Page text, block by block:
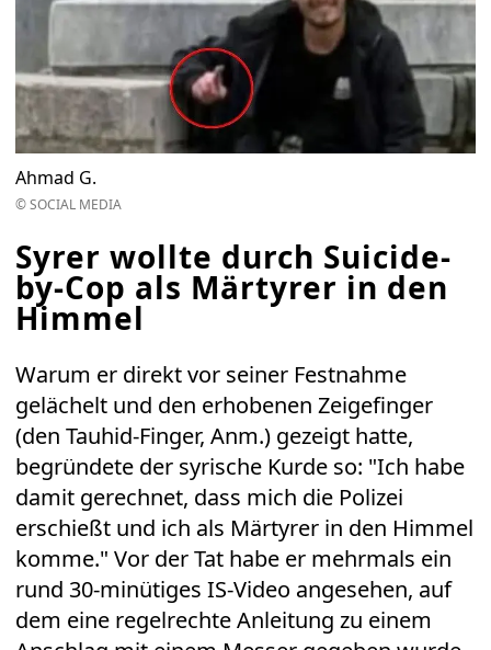
Ahmad G.
© SOCIAL MEDIA
Syrer wollte durch Suicide-
by-Cop als Märtyrer in den
Himmel
Warum er direkt vor seiner Festnahme
gelächelt und den erhobenen Zeigefinger
(den Tauhid-Finger, Anm.) gezeigt hatte,
begründete der syrische Kurde so: "Ich habe
damit gerechnet, dass mich die Polizei
erschießt und ich als Märtyrer in den Himmel
komme." Vor der Tat habe er mehrmals ein
rund 30-minütiges IS-Video angesehen, auf
dem eine regelrechte Anleitung zu einem